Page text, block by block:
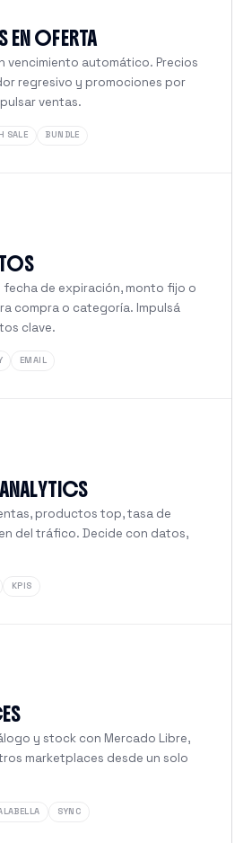
OFERTA
vencimiento automático. Precios
regresivo y promociones por
ventas.
SALE BUNDLE
fecha de expiración, monto fijo o
compra o categoría. Impulsá
clave.
EMAIL
productos top, tasa de
del tráfico. Decide con datos,
KPIS
y stock con Mercado Libre,
marketplaces desde un solo
SYNC